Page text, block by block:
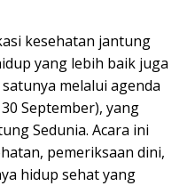
kesehatan jantung
yang lebih baik juga
melalui agenda
September), yang
Sedunia. Acara ini
pemeriksaan dini,
hidup sehat yang